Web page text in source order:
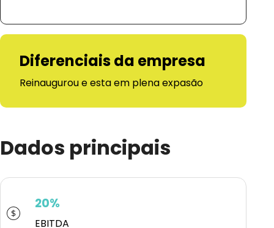
Diferenciais da empresa
Reinaugurou e esta em plena expasão
Dados principais
20%
EBITDA